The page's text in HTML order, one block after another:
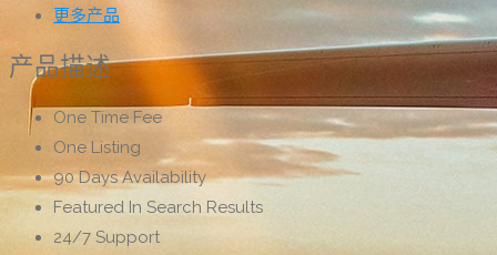
更多产品
产品描述
One Time Fee
One Listing
90 Days Availability
Featured In Search Results
24/7 Support